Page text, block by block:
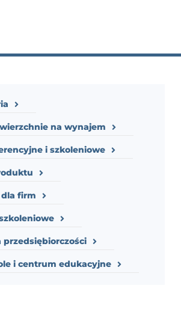
na wynajem
i szkoleniowe
firm
przedsiębiorczości
i centrum edukacyjne